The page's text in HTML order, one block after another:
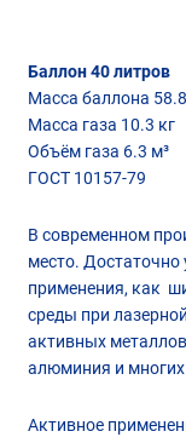
Баллон 40 литров
Масса баллона
Масса газа 10.3 кг
Объём газа 6.3 м³
ГОСТ 10157-79
В современном
место.
применения, как
среды при
активных
алюминия и многих
Активное